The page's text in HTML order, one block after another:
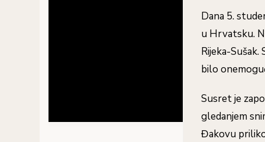
Dana 5.
u Hrvatsku.
Rijeka-
bilo
Susret je
gledanjem
Đakovu